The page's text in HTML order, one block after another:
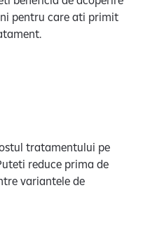
pentru care ati primit
tratamentului pe
reduce prima de
variantele de